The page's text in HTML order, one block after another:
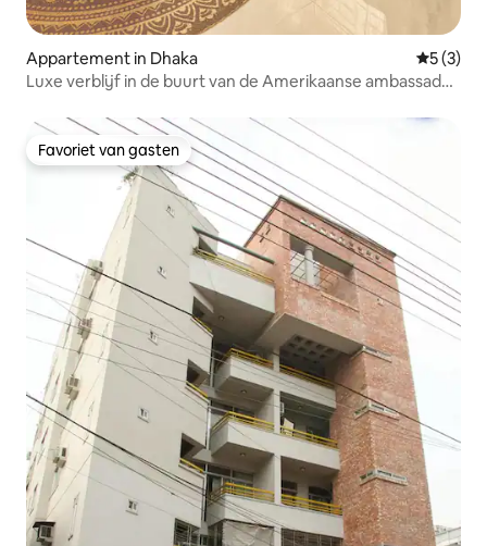
Appartement in Dhaka
5 (3)
Luxe verblijf in de buurt van de Amerikaanse ambassade |
Favoriet van gasten
Favoriet van gasten